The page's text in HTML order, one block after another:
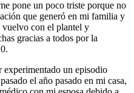
pone un poco triste porque no
que generó en mi familia y
vuelvo con el plantel y
gracias a todos por la
experimentado un episodio
el año pasado en mi casa,